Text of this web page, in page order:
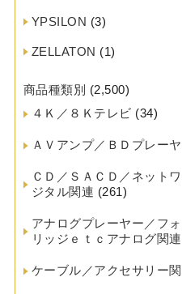
YPSILON (3)
ZELLATON (1)
商品種類別 (2,500)
４Ｋ／８Ｋテレビ (34)
ＡＶアンプ／ＢＤプレー
ＣＤ／ＳＡＣＤ／ネット
ジタル関連 (261)
アナログプレーヤー／フ
リッジｅｔｃアナログ関連
ケーブル／アクセサリー